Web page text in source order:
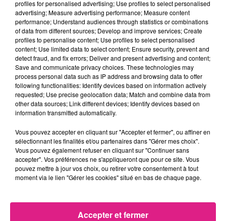
recrutement@walygatorpark.fr
Le programme de cette nouvelle édition, en
cliquant justeici
Cet élément est masqué compte-tenu du refus
du dépôt de cookies que vous avez exprimé. Si
vous souhaitez l'afficher, merci de nous donner
votre accord en cliquant sur le bouton ci-
dessous.
Afficher l'élément
FIL ACTUS
5 août 2026
Casting de Woof : l'Euro-Métropole de Metz part à la recherche de...
profiles for personalised advertising; Use profiles to select personalised
advertising; Measure advertising performance; Measure content
performance; Understand audiences through statistics or combinations
of data from different sources; Develop and improve services; Create
profiles to personalise content; Use profiles to select personalised
content; Use limited data to select content; Ensure security, prevent and
detect fraud, and fix errors; Deliver and present advertising and content;
Save and communicate privacy choices. These technologies may
process personal data such as IP address and browsing data to offer
following functionalities: Identify devices based on information actively
requested; Use precise geolocation data; Match and combine data from
other data sources; Link different devices; Identify devices based on
information transmitted automatically.
Vous pouvez accepter en cliquant sur "Accepter et fermer", ou affiner en
sélectionnant les finalités et/ou partenaires dans "Gérer mes choix".
Vous pouvez également refuser en cliquant sur "Continuer sans
accepter". Vos préférences ne s'appliqueront que pour ce site. Vous
pouvez mettre à jour vos choix, ou retirer votre consentement à tout
moment via le lien "Gérer les cookies" situé en bas de chaque page.
Accepter et fermer